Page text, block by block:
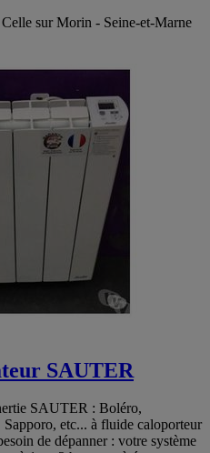
sur Morin - Seine-et-Marne
SAUTER
SAUTER : Boléro,
etc... à fluide caloporteur
de dépanner : votre système